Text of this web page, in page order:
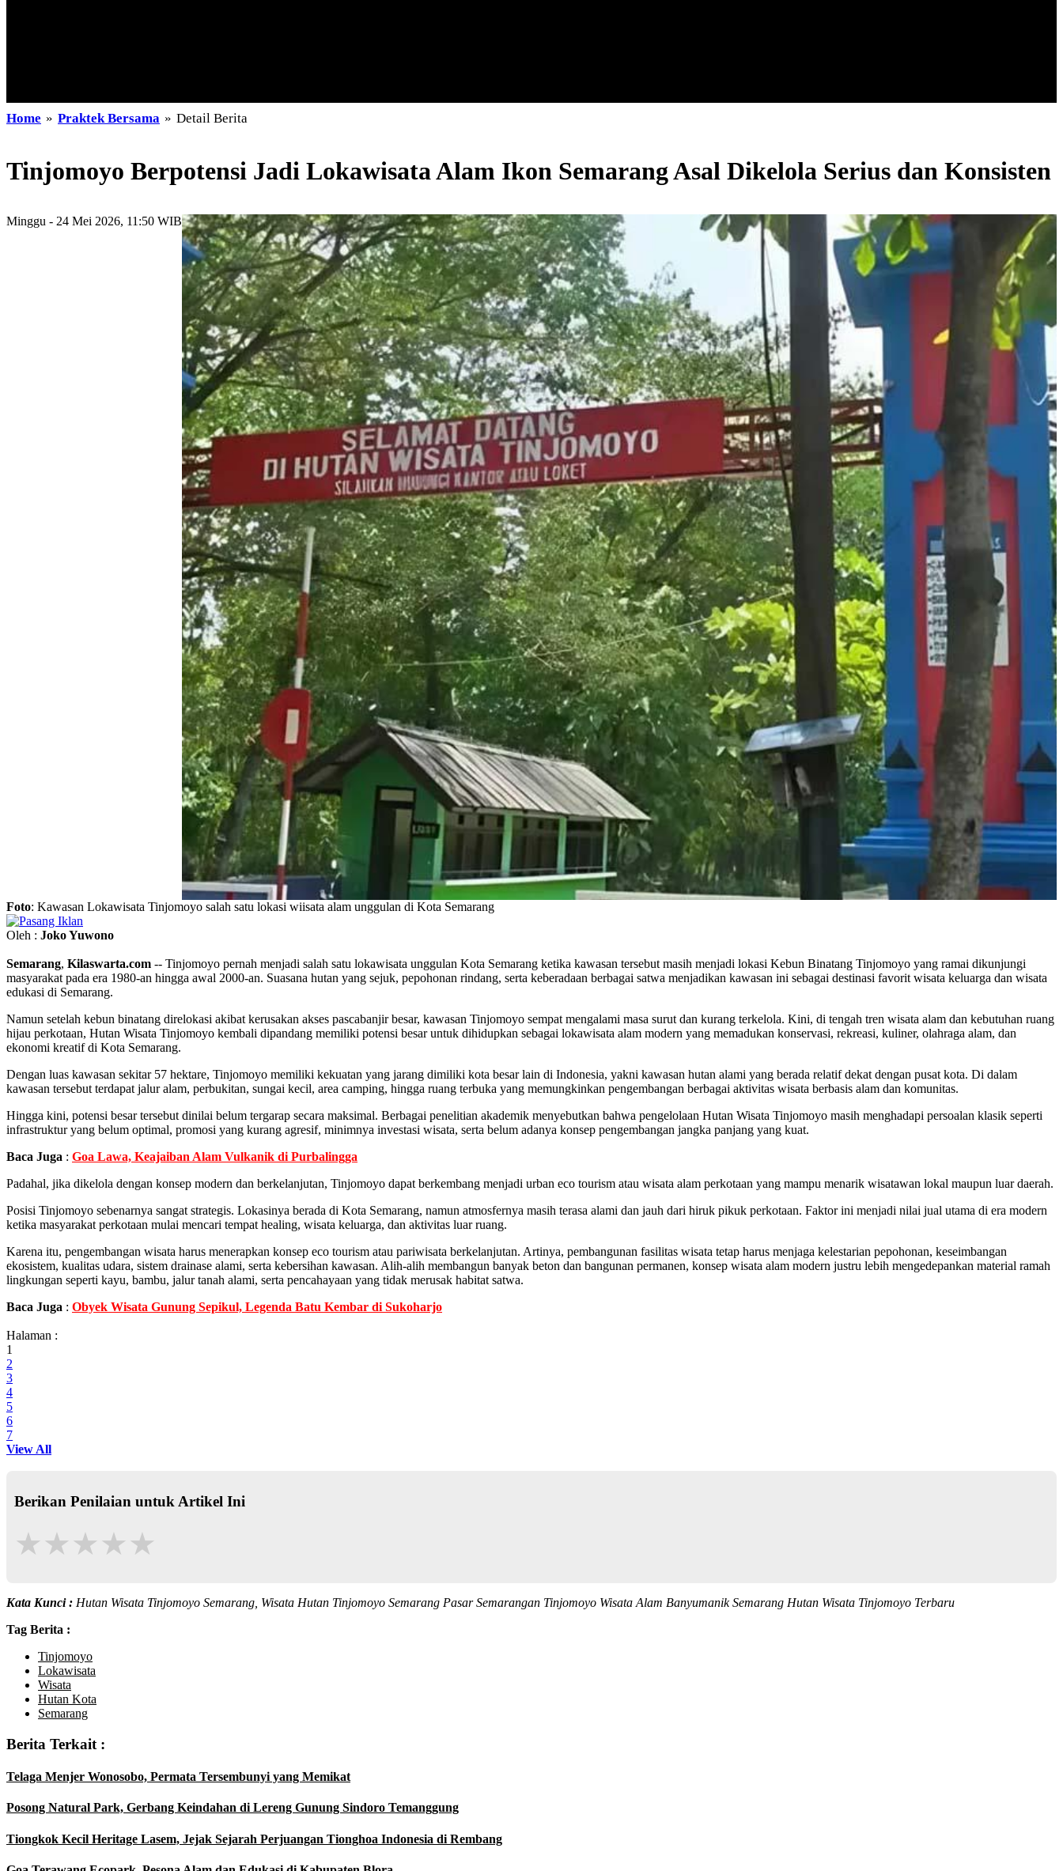
Home » Praktek Bersama » Detail Berita
Tinjomoyo Berpotensi Jadi Lokawisata Alam Ikon Semarang Asal Dikelola Serius dan Konsisten
Minggu - 24 Mei 2026, 11:50 WIB
Foto: Kawasan Lokawisata Tinjomoyo salah satu lokasi wiisata alam unggulan di Kota Semarang
Oleh : Joko Yuwono
Semarang, Kilaswarta.com -- Tinjomoyo pernah menjadi salah satu lokawisata unggulan Kota Semarang ketika kawasan tersebut masih menjadi lokasi Kebun Binatang Tinjomoyo yang ramai dikunjungi
masyarakat pada era 1980-an hingga awal 2000-an. Suasana hutan yang sejuk, pepohonan rindang, serta keberadaan berbagai satwa menjadikan kawasan ini sebagai destinasi favorit wisata keluarga dan wisata
edukasi di Semarang.
Namun setelah kebun binatang direlokasi akibat kerusakan akses pascabanjir besar, kawasan Tinjomoyo sempat mengalami masa surut dan kurang terkelola. Kini, di tengah tren wisata alam dan kebutuhan ruang
hijau perkotaan, Hutan Wisata Tinjomoyo kembali dipandang memiliki potensi besar untuk dihidupkan sebagai lokawisata alam modern yang memadukan konservasi, rekreasi, kuliner, olahraga alam, dan
ekonomi kreatif di Kota Semarang.
Dengan luas kawasan sekitar 57 hektare, Tinjomoyo memiliki kekuatan yang jarang dimiliki kota besar lain di Indonesia, yakni kawasan hutan alami yang berada relatif dekat dengan pusat kota. Di dalam
kawasan tersebut terdapat jalur alam, perbukitan, sungai kecil, area camping, hingga ruang terbuka yang memungkinkan pengembangan berbagai aktivitas wisata berbasis alam dan komunitas.
Hingga kini, potensi besar tersebut dinilai belum tergarap secara maksimal. Berbagai penelitian akademik menyebutkan bahwa pengelolaan Hutan Wisata Tinjomoyo masih menghadapi persoalan klasik seperti
infrastruktur yang belum optimal, promosi yang kurang agresif, minimnya investasi wisata, serta belum adanya konsep pengembangan jangka panjang yang kuat.
Baca Juga : Goa Lawa, Keajaiban Alam Vulkanik di Purbalingga
Padahal, jika dikelola dengan konsep modern dan berkelanjutan, Tinjomoyo dapat berkembang menjadi urban eco tourism atau wisata alam perkotaan yang mampu menarik wisatawan lokal maupun luar daerah.
Posisi Tinjomoyo sebenarnya sangat strategis. Lokasinya berada di Kota Semarang, namun atmosfernya masih terasa alami dan jauh dari hiruk pikuk perkotaan. Faktor ini menjadi nilai jual utama di era modern
ketika masyarakat perkotaan mulai mencari tempat healing, wisata keluarga, dan aktivitas luar ruang.
Karena itu, pengembangan wisata harus menerapkan konsep eco tourism atau pariwisata berkelanjutan. Artinya, pembangunan fasilitas wisata tetap harus menjaga kelestarian pepohonan, keseimbangan
ekosistem, kualitas udara, sistem drainase alami, serta kebersihan kawasan. Alih-alih membangun banyak beton dan bangunan permanen, konsep wisata alam modern justru lebih mengedepankan material ramah
lingkungan seperti kayu, bambu, jalur tanah alami, serta pencahayaan yang tidak merusak habitat satwa.
Baca Juga : Obyek Wisata Gunung Sepikul, Legenda Batu Kembar di Sukoharjo
Halaman :
1
2
3
4
5
6
7
View All
Berikan Penilaian untuk Artikel Ini
★★★★★
Kata Kunci : Hutan Wisata Tinjomoyo Semarang, Wisata Hutan Tinjomoyo Semarang Pasar Semarangan Tinjomoyo Wisata Alam Banyumanik Semarang Hutan Wisata Tinjomoyo Terbaru
Tag Berita :
Tinjomoyo
Lokawisata
Wisata
Hutan Kota
Semarang
Berita Terkait :
Telaga Menjer Wonosobo, Permata Tersembunyi yang Memikat
Posong Natural Park, Gerbang Keindahan di Lereng Gunung Sindoro Temanggung
Tiongkok Kecil Heritage Lasem, Jejak Sejarah Perjuangan Tionghoa Indonesia di Rembang